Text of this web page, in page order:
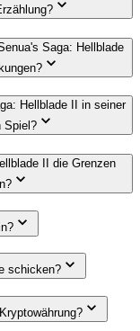
Saga: Hellblade
Hellblade II in seiner
Spiel?
II die Grenzen
schicken?